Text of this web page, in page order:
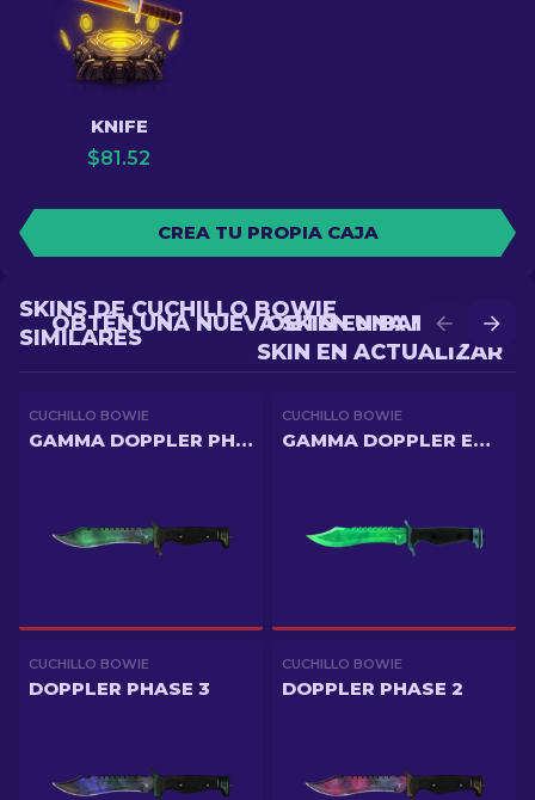
KNIFE
$81.52
CREA TU PROPIA CAJA
OBTÉN UNA MEJOR
SKIN EN ACTUALIZAR
OBTÉN UNA NUEVA SKIN EN BATALLA
SKINS DE CUCHILLO BOWIE
SIMILARES
CUCHILLO BOWIE
GAMMA DOPPLER PHASE 2
CUCHILLO BOWIE
GAMMA DOPPLER EMERALD
CUCHILLO BOWIE
DOPPLER PHASE 3
CUCHILLO BOWIE
DOPPLER PHASE 2